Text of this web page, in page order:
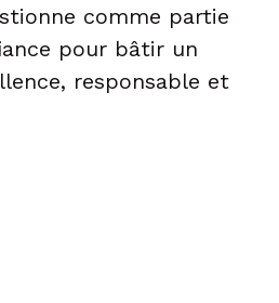
comme partie
pour bâtir un
responsable et